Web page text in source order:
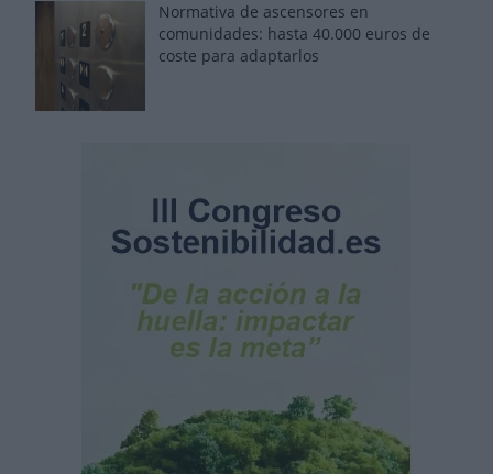
Normativa de ascensores en
comunidades: hasta 40.000 euros de
coste para adaptarlos